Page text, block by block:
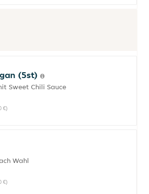
(5st)
Sweet Chili Sauce
€)
Wahl
€)